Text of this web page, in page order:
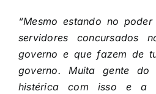
“Mesmo estando no
servidores concursados
governo e que fazem de
governo. Muita gente do
histérica com isso e a